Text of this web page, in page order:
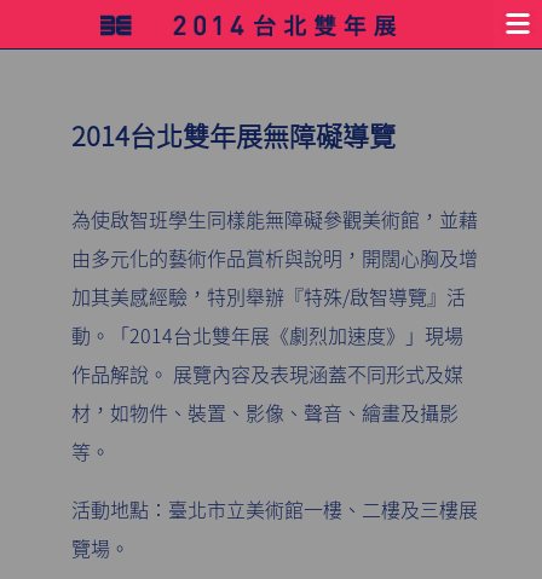
2014台北雙年展無障礙導覽
為使啟智班學生同樣能無障礙參觀美術館，並藉
由多元化的藝術作品賞析與說明，開闊心胸及增
加其美感經驗，特別舉辦『特殊/啟智導覽』活
動。「2014台北雙年展《劇烈加速度》」現場
作品解說。 展覽內容及表現涵蓋不同形式及媒
材，如物件、裝置、影像、聲音、繪畫及攝影
等。
活動地點：臺北市立美術館一樓、二樓及三樓展
覽場。